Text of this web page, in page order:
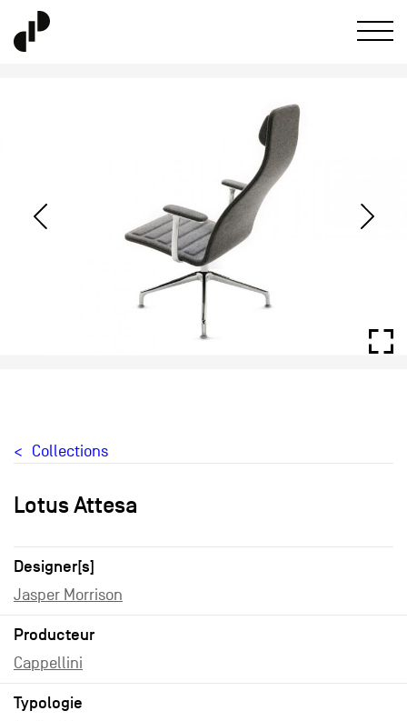
Collections
Lotus Attesa
Designer[s]
Jasper Morrison
Producteur
Cappellini
Typologie